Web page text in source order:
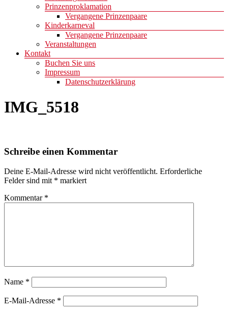
Prinzenproklamation
Vergangene Prinzenpaare
Kinderkarneval
Vergangene Prinzenpaare
Veranstaltungen
Kontakt
Buchen Sie uns
Impressum
Datenschutzerklärung
IMG_5518
Schreibe einen Kommentar
Deine E-Mail-Adresse wird nicht veröffentlicht. Erforderliche
Felder sind mit * markiert
Kommentar *
Name *
E-Mail-Adresse *